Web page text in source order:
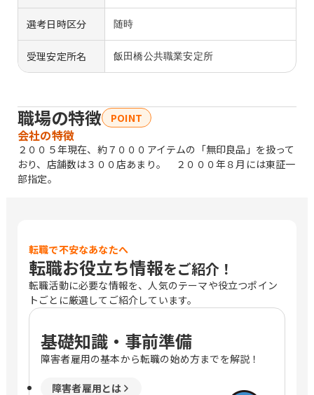
選考日時区分 随時
受理安定所名 飯田橋公共職業安定所
職場の特徴 POINT
会社の特徴
２００５年現在、約７０００アイテムの「無印良品」を扱って
おり、店舗数は３００店あまり。 ２０００年８月には東証一
部指定。
転職で不安なあなたへ
転職お役立ち情報をご紹介！
転職活動に必要な情報を、人気のテーマや役立つポイン
トごとに厳選してご紹介しています。
基礎知識・事前準備
障害者雇用の基本から転職の始め方までを解説！
障害者雇用とは